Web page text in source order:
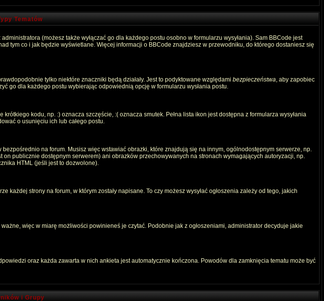
Tematów
(możesz także wyłączać go dla każdego postu osobno w formularzu wysyłania). Sam BBCode jest
tym co i jak będzie wyświetlane. Więcej informacji o BBCode znajdziesz w przewodniku, do którego dostaniesz się
tylko niektóre znaczniki będą działały. Jest to podyktowane względami bezpieczeństwa, aby zapobiec
go dla każdego postu wybierając odpowiednią opcję w formularzu wysłania postu.
kodu, np. :) oznacza szczęście, :( oznacza smutek. Pełna lista ikon jest dostępna z formularza wysyłania
o usunięciu ich lub całego postu.
na forum. Musisz więc wstawiać obrazki, które znajdują się na innym, ogólnodostępnym serwerze, np.
publicznie dostępnym serwerem) ani obrazków przechowywanych na stronach wymagających autoryzacji, np.
HTML (jeśli jest to dozwolone).
strony na forum, w którym zostały napisane. To czy możesz wysyłać ogłoszenia zależy od tego, jakich
więc w miarę możliwości powinieneś je czytać. Podobnie jak z ogłoszeniami, administrator decyduje jakie
oraz każda zawarta w nich ankieta jest automatycznie kończona. Powodów dla zamknięcia tematu może być
i Grupy